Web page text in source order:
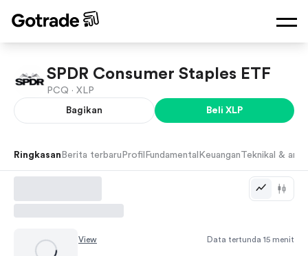
SPDR Consumer Staples ETF
PCQ · XLP
Bagikan Beli XLP
Ringkasan Berita terbaru Profil Fundamental Keuangan Teknikal &
Chart by TradingView Data tertunda 15 menit